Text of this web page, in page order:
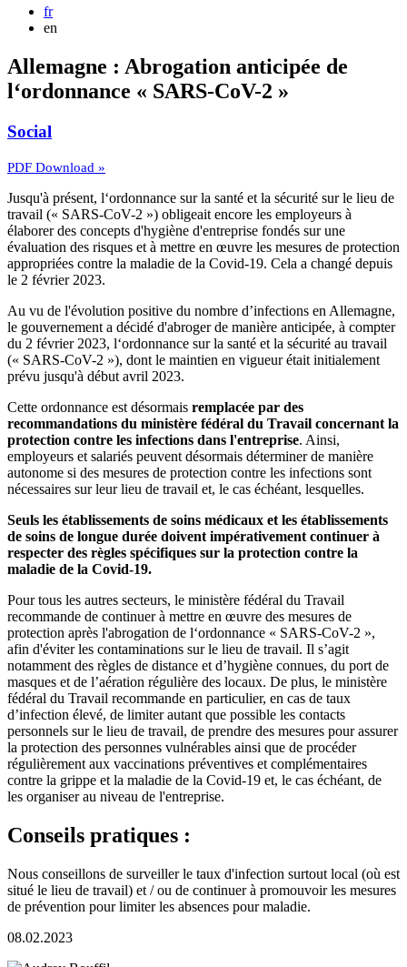
fr
en
Allemagne : Abrogation anticipée de
l‘ordonnance « SARS-CoV-2 »
Social
PDF Download »
Jusqu'à présent, l‘ordonnance sur la santé et la sécurité sur le lieu de
travail (« SARS-CoV-2 ») obligeait encore les employeurs à
élaborer des concepts d'hygiène d'entreprise fondés sur une
évaluation des risques et à mettre en œuvre les mesures de protection
appropriées contre la maladie de la Covid-19. Cela a changé depuis
le 2 février 2023.
Au vu de l'évolution positive du nombre d’infections en Allemagne,
le gouvernement a décidé d'abroger de manière anticipée, à compter
du 2 février 2023, l‘ordonnance surla santé et la sécurité au travail
(« SARS-CoV-2 »), dont le maintien en vigueur était initialement
prévu jusqu'à début avril 2023.
Cette ordonnance est désormais remplacée par des
recommandations du ministère fédéral du Travail concernant la
protection contre les infections dans l'entreprise. Ainsi,
employeurs et salariés peuvent désormais déterminer de manière
autonome si des mesures de protection contre les infections sont
nécessaires sur leur lieu de travail et, le cas échéant, lesquelles.
Seuls les établissements de soins médicaux et les établissements
de soins de longue durée doivent impérativement continuer à
respecter des règles spécifiques sur la protection contre la
maladie de la Covid-19.
Pour tous les autres secteurs, le ministère fédéral du Travail
recommande de continuer à mettre en œuvre des mesures de
protection après l'abrogation de l‘ordonnance « SARS-CoV-2 »,
afin d'éviter les contaminations sur le lieu de travail. Il s’agit
notamment des règles de distance et d’hygiène connues, du port de
masques et de l’aération régulière des locaux. De plus, le ministère
fédéral du Travail recommande en particulier, en cas de taux
d’infection élevé, de limiter autant que possible les contacts
personnels sur le lieu de travail, de prendre des mesures pour assurer
la protection des personnes vulnérables ainsi que de procéder
régulièrement aux vaccinations préventives et complémentaires
contre la grippe et la maladie de la Covid-19 et, le cas échéant, de
les organiser au niveau de l'entreprise.
Conseils pratiques :
Nous conseillons de surveiller le taux d'infection surtout local (où est
situé le lieu de travail) et / ou de continuer à promouvoir les mesures
de prévention pour limiter les absences pour maladie.
08.02.2023